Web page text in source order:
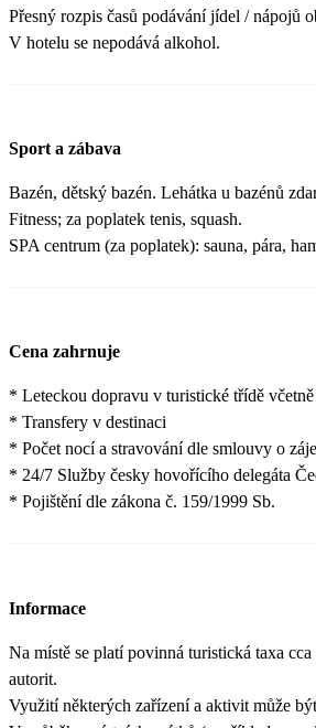
Přesný rozpis časů podávání jídel / nápojů
V hotelu se nepodává alkohol.
Sport a zábava
Bazén, dětský bazén. Lehátka u bazénů
Fitness; za poplatek tenis, squash.
SPA centrum (za poplatek): sauna, pára,
Cena zahrnuje
* Leteckou dopravu v turistické třídě
* Transfery v destinaci
* Počet nocí a stravování dle smlouvy o
* 24/7 Služby česky hovořícího delegáta
* Pojištění dle zákona č. 159/1999 Sb.
Informace
Na místě se platí povinná turistická taxa
autorit.
Využití některých zařízení a aktivit může